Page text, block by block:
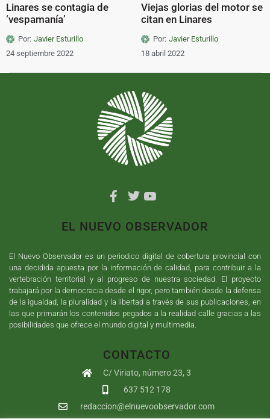
Linares se contagia de
‘vespamanía’
Por: Javier Esturillo
24 septiembre 2022
Viejas glorias del motor se
citan en Linares
Por: Javier Esturillo
18 abril 2022
EL NUEVO OBSERVADOR
El Nuevo Observador es un periodico digital de cobertura provincial con
una decidida apuesta por la información de calidad, para contribuir a la
vertebración territorial y al progreso de nuestra sociedad. El proyecto
trabajará por la democracia desde el rigor, pero también desde la defensa
de la igualdad, la pluralidad y la libertad a través de sus publicaciones, en
las que primarán los contenidos pegados a la realidad calle gracias a las
posibilidades que ofrece el mundo digital y multimedia.
CONTACTO
C/ Viriato, número 23, 3
637 512 178
redaccion@elnuevoobservador.com